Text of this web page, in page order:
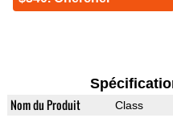
Nom du Produit Class